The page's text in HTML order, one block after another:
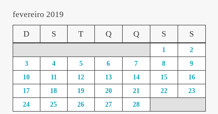
fevereiro 2019
D S T Q Q S S
1
2
3
4 5 6 7 8
9
10
11 12 13 14 15
16
17
18 19 20 21 22
23
24
25 26 27 28